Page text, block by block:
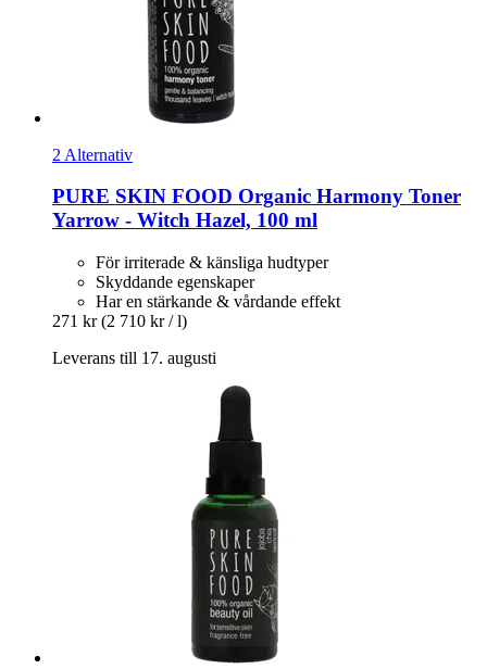
2 Alternativ
PURE SKIN FOOD Organic Harmony Toner
Yarrow -​ Witch Hazel, 100 ml
För irriterade & känsliga hudtyper
Skyddande egenskaper
Har en stärkande & vårdande effekt
271 kr (2 710 kr / l)
Leverans till 17. augusti